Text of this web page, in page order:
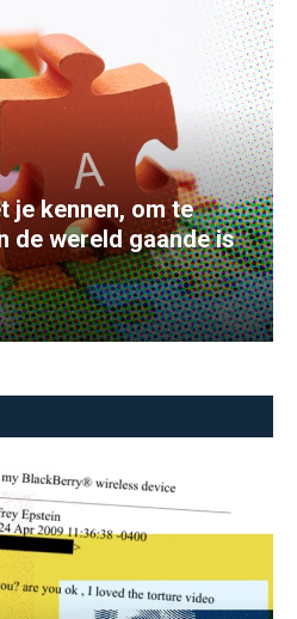
je kennen, om te
de wereld gaande is